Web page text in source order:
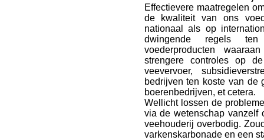
Effectievere maatregelen
de kwaliteit van ons
nationaal als op
dwingende regels
voederproducten
strengere controles op
veevervoer,
bedrijven ten koste van de
boerenbedrijven, et cetera.
Wellicht lossen de
via de wetenschap vanzelf
veehouderij overbodig.
varkenskarbonade en een